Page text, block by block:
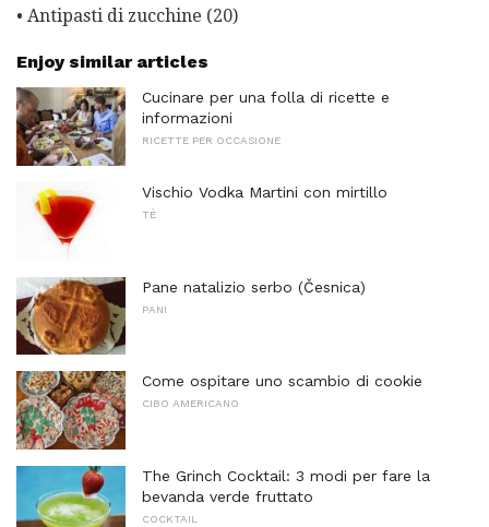
• Antipasti di zucchine (20)
Enjoy similar articles
Cucinare per una folla di ricette e
informazioni
RICETTE PER OCCASIONE
Vischio Vodka Martini con mirtillo
TÈ
Pane natalizio serbo (Česnica)
PANI
Come ospitare uno scambio di cookie
CIBO AMERICANO
The Grinch Cocktail: 3 modi per fare la
bevanda verde fruttato
COCKTAIL